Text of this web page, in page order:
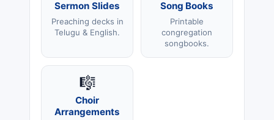
Sermon Slides
Preaching decks in
Telugu & English.
Song Books
Printable
congregation
songbooks.
🎼
Choir
Arrangements